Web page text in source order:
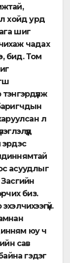
хойд урд
шиг
чадах
бид. Том
л
эрдэс
асуудлыг
биз.
юу ч
сав
гэдэг